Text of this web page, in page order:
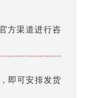
方渠道进行咨
即可安排发货